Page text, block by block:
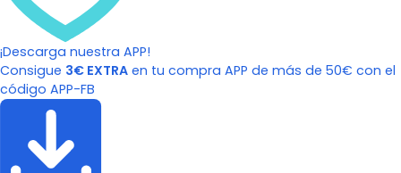
¡Descarga nuestra APP!
Consigue 3€ EXTRA en tu compra APP de más de 50€ con el
código APP-FB